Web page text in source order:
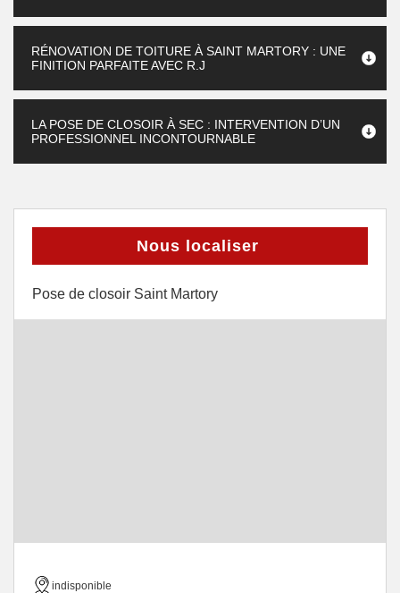
RÉNOVATION DE TOITURE À SAINT MARTORY : UNE
FINITION PARFAITE AVEC R.J
LA POSE DE CLOSOIR À SEC : INTERVENTION D’UN
PROFESSIONNEL INCONTOURNABLE
Nous localiser
Pose de closoir Saint Martory
indisponible